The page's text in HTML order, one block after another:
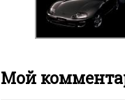
Мой